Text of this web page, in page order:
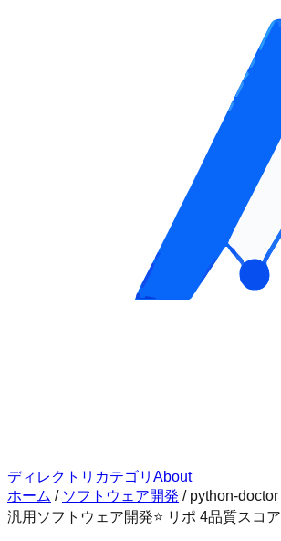
ディレクトリ カテゴリ About
ホーム / ソフトウェア開発 / python-doctor
汎用 ソフトウェア開発⭐ リポ 4品質スコア